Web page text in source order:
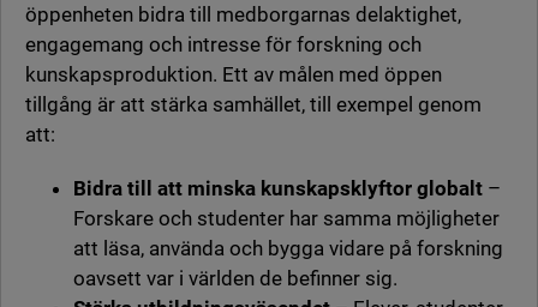
öppenheten bidra till medborgarnas delaktighet,
engagemang och intresse för forskning och
kunskapsproduktion. Ett av målen med öppen
tillgång är att stärka samhället, till exempel genom
att:
Bidra till att minska kunskapsklyftor globalt –
Forskare och studenter har samma möjligheter
att läsa, använda och bygga vidare på forskning
oavsett var i världen de befinner sig.